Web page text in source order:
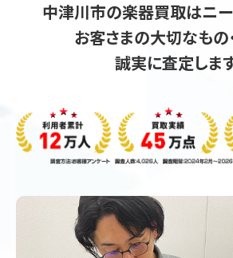
中津川市の楽器買取はニー
お客さまの大切なもの
誠実に査定します